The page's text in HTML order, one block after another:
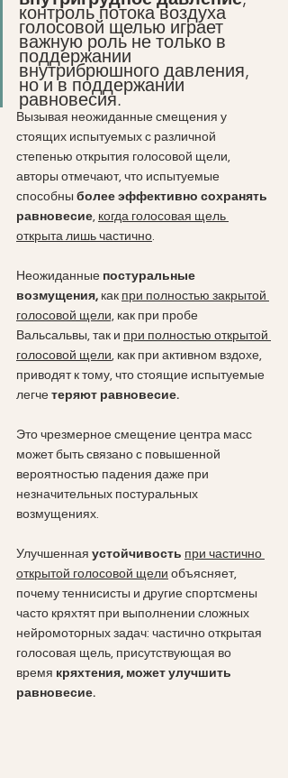
контроль потока воздуха
голосовой щелью играет
важную роль не только в
поддержании
внутрибрюшного давления,
но и в поддержании
равновесия.
Вызывая неожиданные смещения у
стоящих испытуемых с различной
степенью открытия голосовой щели,
авторы отмечают, что испытуемые
способны более эффективно сохранять
равновесие, когда голосовая щель
открыта лишь частично.
Неожиданные постуральные
возмущения, как при полностью закрытой
голосовой щели, как при пробе
Вальсальвы, так и при полностью открытой
голосовой щели, как при активном вздохе,
приводят к тому, что стоящие испытуемые
легче теряют равновесие.
Это чрезмерное смещение центра масс
может быть связано с повышенной
вероятностью падения даже при
незначительных постуральных
возмущениях.
Улучшенная устойчивость при частично
открытой голосовой щели объясняет,
почему теннисисты и другие спортсмены
часто кряхтят при выполнении сложных
нейромоторных задач: частично открытая
голосовая щель, присутствующая во
время кряхтения, может улучшить
равновесие.